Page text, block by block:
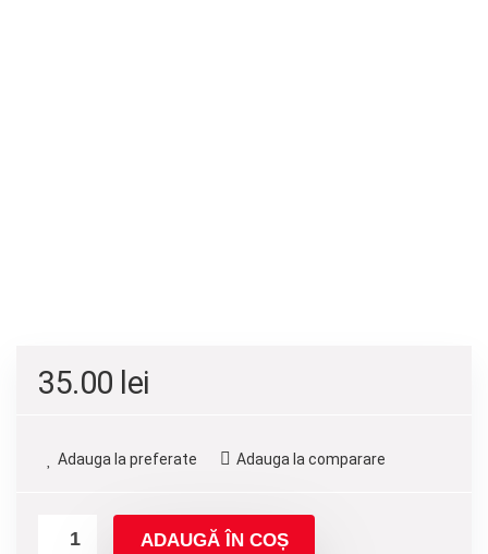
35.00 lei
Adauga la preferate Adauga la comparare
ADAUGĂ ÎN COȘ